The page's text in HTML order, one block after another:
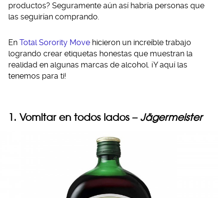
productos? Seguramente aún así habría personas que
las seguirían comprando.
En Total Sorority Move hicieron un increíble trabajo
logrando crear etiquetas honestas que muestran la
realidad en algunas marcas de alcohol. ¡Y aquí las
tenemos para ti!
1. Vomitar en todos lados – Jägermeister